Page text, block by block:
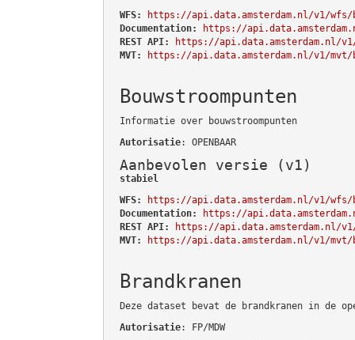
WFS:
https://api.data.amsterdam.nl/v1/wfs/
Documentation:
https://
REST API:
https://api.data.amsterdam.nl/
MVT:
https://api.data.amsterdam.nl/v1/mvt/
Bouwstroompunten
Informatie over bouwstroompunten
Autorisatie: OPENBAAR
Aanbevolen versie (v1)
stabiel
WFS:
https://api.data.amsterdam.nl/v1/wfs/
Documentation:
https://
REST API:
https://api.data.amsterdam.nl/v1/
MVT:
https://api.data.amsterdam.nl/v1/mvt/
Brandkranen
Deze dataset bevat de brandkranen in de
Autorisatie: FP/MDW